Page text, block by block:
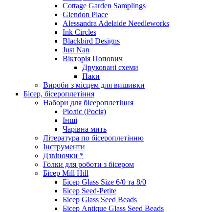
Cottage Garden Samplings
Glendon Place
Alessandra Adelaide Needleworks
Ink Circles
Blackbird Designs
Just Nan
Вікторія Попович
Друковані схеми
Паки
Вироби з місцем для вишивки
Бісер, бісероплетіння
Набори для бісероплетіння
Ріоліс (Росія)
Інші
Чарівна мить
Література по бісероплетінню
Інструменти
Дзвіночки *
Голки для роботи з бісером
Бісер Mill Hill
Бісер Glass Size 6/0 та 8/0
Бісер Seed-Petite
Бісер Glass Seed Beads
Бісер Antique Glass Seed Beads